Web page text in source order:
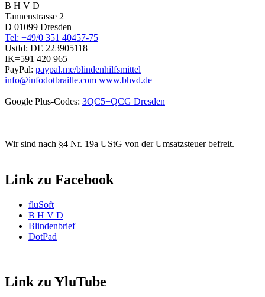
B H V D
Tannenstrasse 2
D 01099 Dresden
Tel: +49/0 351 40457-75
UstId: DE 223905118
IK=591 420 965
PayPal: paypal.me/blindenhilfsmittel
info@infodotbraille.com www.bhvd.de
Google Plus-Codes: 3QC5+QCG Dresden
Wir sind nach §4 Nr. 19a UStG von der Umsatzsteuer befreit.
Link zu Facebook
fluSoft
B H V D
Blindenbrief
DotPad
Link zu YluTube